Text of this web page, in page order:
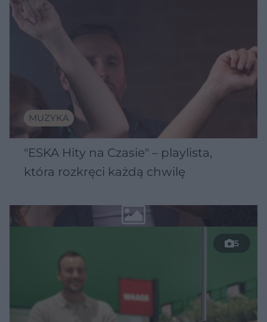
MUZYKA
"ESKA Hity na Czasie" – playlista,
która rozkręci każdą chwilę
5